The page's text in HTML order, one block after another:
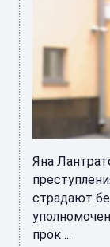
Яна
страдают
прок ...